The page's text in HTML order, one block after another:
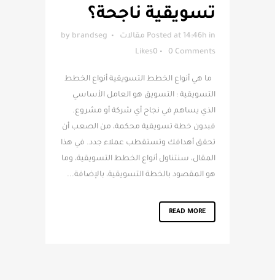
تسويقية ناجحة؟
Posted at 14:46h in مقالات by brandseg
0 Comments
0
Likes
ما هي أنواع الخطط التسويقية أنواع الخطط
التسويقية : التسويق هو العامل الأساسي
الذي يساهم في نجاح أي شركة أو مشروع.
فبدون خطة تسويقية محكمة، من الصعب أن
تحقق أهدافك وتستقطب عملاء جدد. في هذا
المقال، سنتناول أنواع الخطط التسويقية، وما
هو المقصود بالخطة التسويقية، بالإضافة...
READ MORE